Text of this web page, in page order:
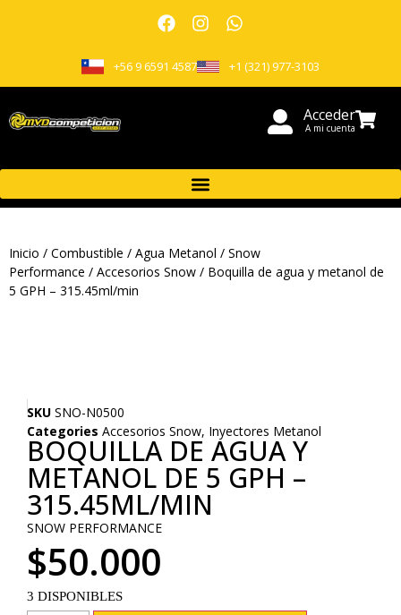
+56 9 6591 4587 +1 (321) 977-3103
Acceder
A mi cuenta
Inicio / Combustible / Agua Metanol / Snow
Performance / Accesorios Snow / Boquilla de agua y metanol de
5 GPH – 315.45ml/min
SKU SNO-N0500
Categories Accesorios Snow, Inyectores Metanol
BOQUILLA DE AGUA Y
METANOL DE 5 GPH –
315.45ML/MIN
SNOW PERFORMANCE
$50.000
3 DISPONIBLES